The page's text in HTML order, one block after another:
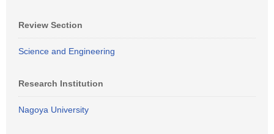
Review Section
Science and Engineering
Research Institution
Nagoya University